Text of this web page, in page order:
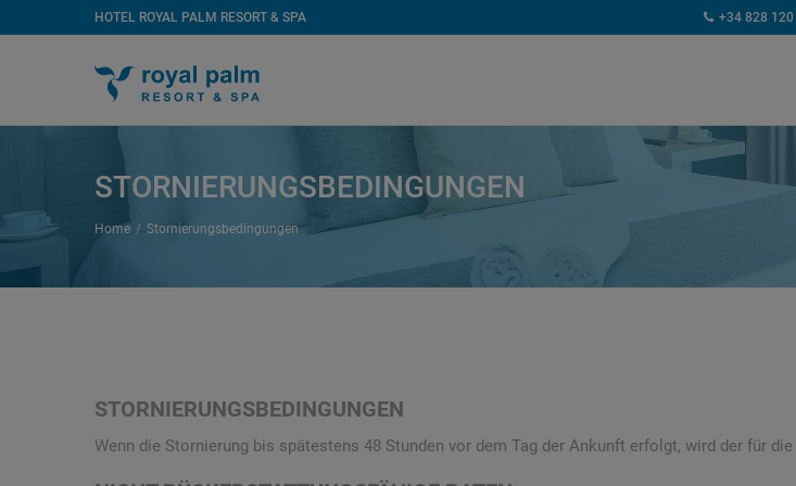
HOTEL ROYAL PALM RESORT & SPA +34 828
STORNIERUNGSBEDINGUNGEN
Home Stornierungsbedingungen
STORNIERUNGSBEDINGUNGEN
Wenn die Stornierung bis spätestens 48 Stunden vor dem Tag der Ankunft erfolgt, wird der für